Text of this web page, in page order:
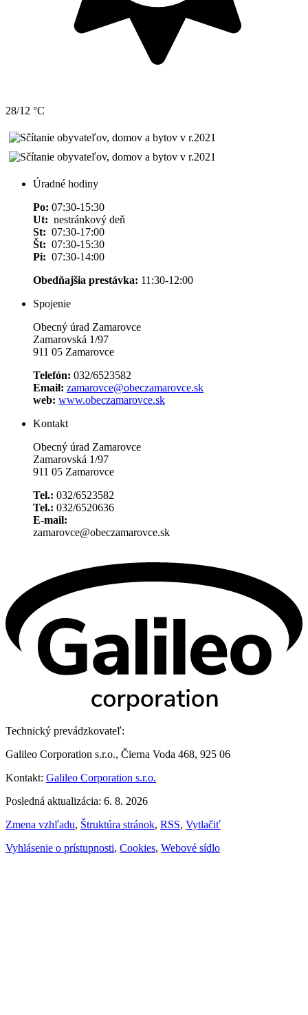
28/12 °C
Úradné hodiny
Po: 07:30-15:30
Ut: nestránkový deň
St: 07:30-17:00
Št: 07:30-15:30
Pi: 07:30-14:00
Obedňajšia prestávka: 11:30-12:00
Spojenie
Obecný úrad Zamarovce
Zamarovská 1/97
911 05 Zamarovce
Telefón: 032/6523582
Email: zamarovce@obeczamarovce.sk
web: www.obeczamarovce.sk
Kontakt
Obecný úrad Zamarovce
Zamarovská 1/97
911 05 Zamarovce
Tel.: 032/6523582
Tel.: 032/6520636
E-mail:
zamarovce@obeczamarovce.sk
Technický prevádzkovateľ:
Galileo Corporation s.r.o., Čierna Voda 468, 925 06
Kontakt: Galileo Corporation s.r.o.
Posledná aktualizácia: 6. 8. 2026
Zmena vzhľadu, Štruktúra stránok, RSS, Vytlačiť
Vyhlásenie o prístupnosti, Cookies, Webové sídlo